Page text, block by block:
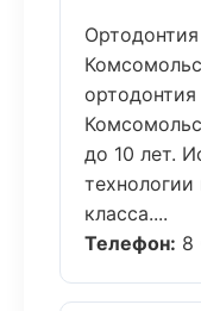
до 10 лет.
класса....
Телефон: 8